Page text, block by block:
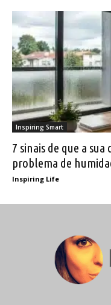
Inspiring Smart
7 sinais de que a sua
problema de
Inspiring Life